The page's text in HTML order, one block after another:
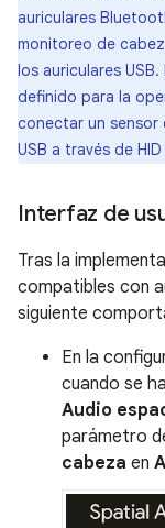
auriculares
monitoreo de
los auriculares
definido para la
conectar un sensor
USB a través de
Interfaz de
Tras la
compatibles con
siguiente
En la
cuando se
Audio
parámetro
cabeza en